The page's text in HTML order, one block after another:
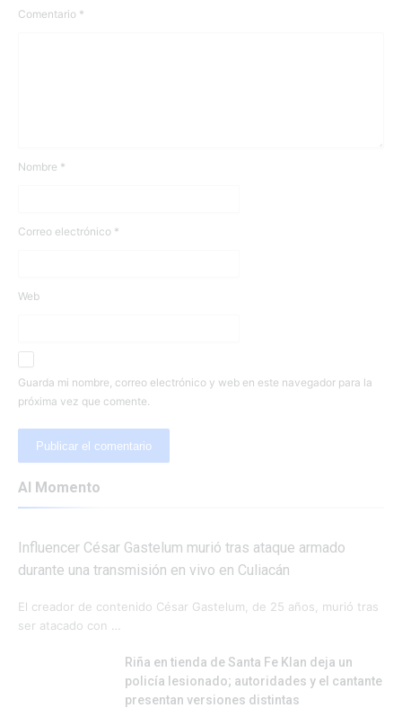
Comentario *
Nombre *
Correo electrónico *
Web
Guarda mi nombre, correo electrónico y web en este navegador para la
próxima vez que comente.
Al Momento
Influencer César Gastelum murió tras ataque armado
durante una transmisión en vivo en Culiacán
El creador de contenido César Gastelum, de 25 años, murió tras
ser atacado con …
Riña en tienda de Santa Fe Klan deja un
policía lesionado; autoridades y el cantante
presentan versiones distintas